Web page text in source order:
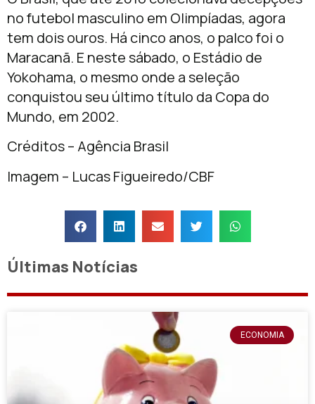
no futebol masculino em Olimpíadas, agora
tem dois ouros. Há cinco anos, o palco foi o
Maracanã. E neste sábado, o Estádio de
Yokohama, o mesmo onde a seleção
conquistou seu último título da Copa do
Mundo, em 2002.
Créditos – Agência Brasil
Imagem – Lucas Figueiredo/CBF
Últimas Notícias
ECONOMIA